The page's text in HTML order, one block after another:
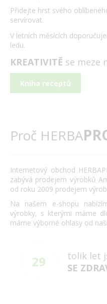
Přidejte hrst svého
servírovat.
V letních měsících
ledu.
KREATIVITĚ se meze
Kniha receptů
Proč HERBA
Internetový obchod
zabývá prodejem výrobků
od roku 2009 prodejem
Na našem e-shopu
výrobky, s kterými máme
máme výborné ohlasy od
29
tolik let
SE